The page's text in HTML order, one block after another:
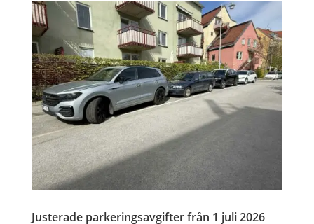
Justerade parkeringsavgifter från 1 juli 2026